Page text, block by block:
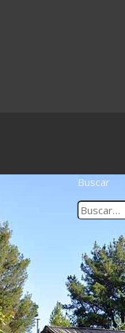
Buscar